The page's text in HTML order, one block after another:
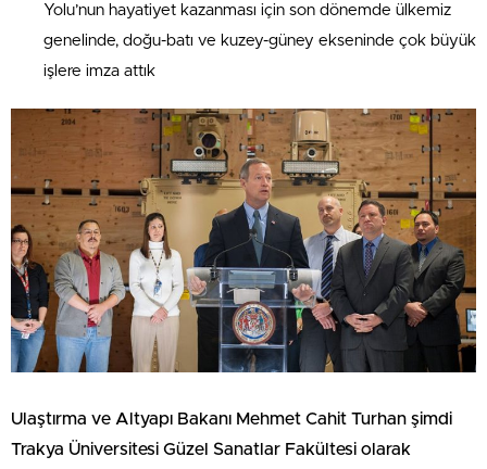
Yolu’nun hayatiyet kazanması için son dönemde ülkemiz
genelinde, doğu-batı ve kuzey-güney ekseninde çok büyük
işlere imza attık
Ulaştırma ve Altyapı Bakanı Mehmet Cahit Turhan şimdi
Trakya Üniversitesi Güzel Sanatlar Fakültesi olarak